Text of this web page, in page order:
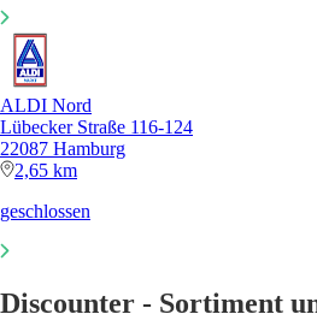
ALDI Nord
Lübecker Straße 116-124
22087 Hamburg
2,65 km
geschlossen
Discounter - Sortiment